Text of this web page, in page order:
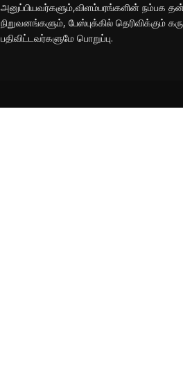
அனுப்பியவர்களும்,விளம்பரங்களின் நம்பக
நிறுவனங்களும், பேஸ்புக்கில் தெரிவிக்கும்
பதிவிட்டவர்களுமே பொறுப்பு.